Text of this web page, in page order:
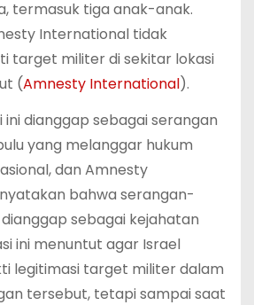
termasuk tiga anak-anak.
International tidak
target militer di sekitar lokasi
(Amnesty International)​.
dianggap sebagai serangan
yang melanggar hukum
dan Amnesty
bahwa serangan-
sebagai kejahatan
ini menuntut agar Israel
legitimasi target militer dalam
tersebut, tetapi sampai saat